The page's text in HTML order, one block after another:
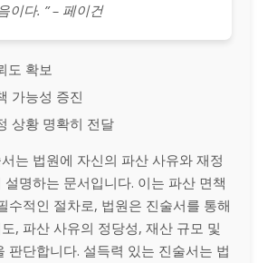
이다. ” – 페이건
도 확보
가능성 증진
상황 명확히 전달
는 법원에 자신의 파산 사유와 재정
명하는 문서입니다. 이는 파산 면책
수적인 절차로, 법원은 진술서를 통해
, 파산 사유의 정당성, 재산 규모 및
판단합니다. 설득력 있는 진술서는 법